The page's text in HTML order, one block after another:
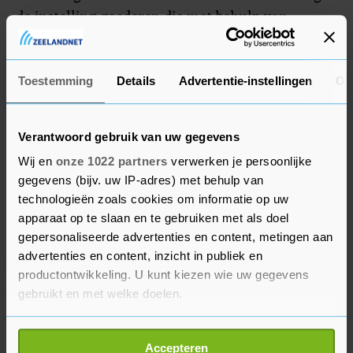
Toestemming Details Advertentie-instellingen
Verantwoord gebruik van uw gegevens
Wij en onze 1022 partners verwerken je persoonlijke
gegevens (bijv. uw IP-adres) met behulp van
technologieën zoals cookies om informatie op uw
apparaat op te slaan en te gebruiken met als doel
gepersonaliseerde advertenties en content, metingen aan
advertenties en content, inzicht in publiek en
productontwikkeling. U kunt kiezen wie uw gegevens
gebruikt en met welke doelen.
Als u het toestaat, willen we ook graag:
Accepteren
de instelling goederen die met behulp van
slavenarbeid werden gemaakt als onderpand
voor leningen en faciliteerde DNB de
compensatiebetalingen aan slaveneigenaren.
Slavernijmuseum
De DNB wil het fonds al voor de zomer
openstellen voor aanvragen. Vanaf september
worden die beoordeeld en zal financiering
worden toegekend.
Voor de eenmalige donaties heeft de DNB in de
eerste ronde gekozen voor giften aan het
toekomstige Nationaal Slavernijmuseum in
Amsterdam, het Elisabeth Samson Huis in